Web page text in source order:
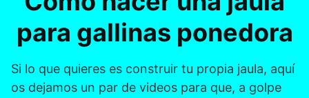
para gallinas ponedora
Si lo que quieres es construir tu propia jaula, aquí
os dejamos un par de videos para que, a golpe